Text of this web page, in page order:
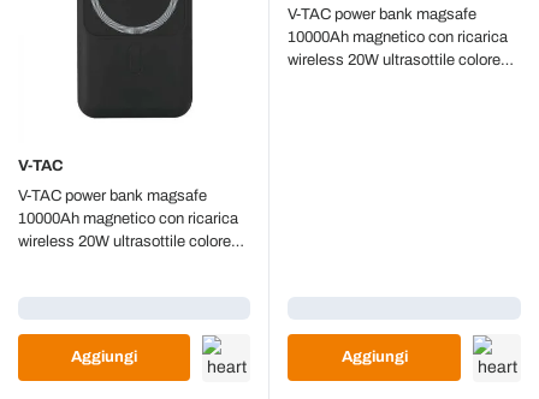
V-TAC
V-TAC power bank magsafe
10000Ah magnetico con ricarica
wireless 20W ultrasottile colore
Aggiungi
V-TAC power bank magsafe
10000Ah magnetico con ricarica
wireless 20W ultrasottile colore
Aggiungi